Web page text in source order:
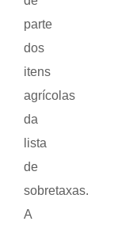
parte
dos
itens
agrícolas
da
lista
de
sobretaxas.
A